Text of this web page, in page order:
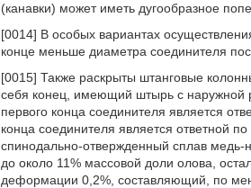
(канавки) может иметь дугообразное
[0014] В особых вариантах
конце меньше диаметра соединителя
[0015] Также раскрыты штанговые
себя конец, имеющий штырь с наружной
первого конца соединителя является
конца соединителя является ответной
спинодально-отвержденный сплав медь-
до около 11% массовой доли олова,
деформации 0,2%, составляющий, по